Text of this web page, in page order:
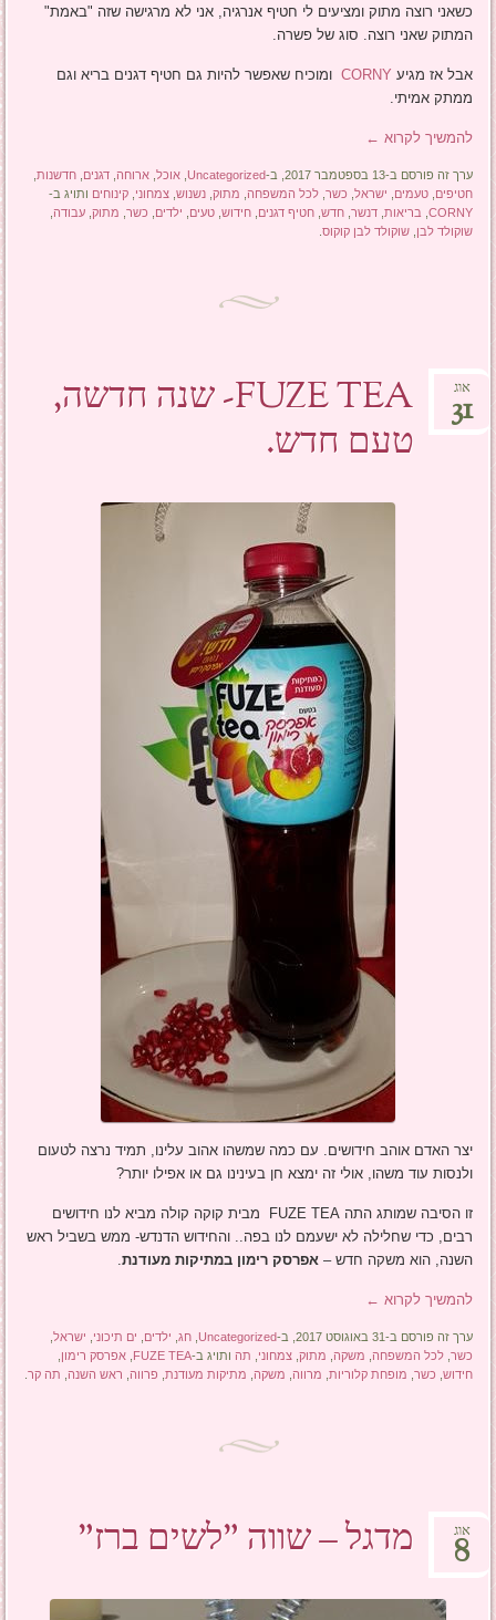
כשאני רוצה מתוק ומציעים לי חטיף אנרגיה, אני לא מרגישה שזה "באמת"
המתוק שאני רוצה. סוג של פשרה.
אבל אז מגיע CORNY ומוכיח שאפשר להיות גם חטיף דגנים בריא וגם
ממתק אמיתי.
להמשיך לקרוא ←
ערך זה פורסם ב-13 בספטמבר 2017, ב- Uncategorized
,אוכל ,ארוחה ,דגנים ,חדשנות
חטיפים ,טעמים ישראל כשר ,לכל המשפחה מתוק ,נשנוש ,צמחוני ,קינוחים ותויג ב-
CORNY בריאות ,דנשר ,חדש ,חטיף דגנים ,חידוש ,טעים ילדים כשר מתוק ,עבודה
שוקולד לבן ,שוקולד לבן קוקוס
FUZE TEA- שנה חדשה,
טעם חדש.
אוג
31
יצר האדם אוהב חידושים. עם כמה שמשהו אהוב עלינו, תמיד נרצה לטעום
ולנסות עוד משהו, אולי זה ימצא חן בעינינו גם או אפילו יותר?
זו הסיבה שמותג התה FUZE TEA מבית קוקה קולה מביא לנו חידושים
רבים, כדי שחלילה לא ישעמם לנו בפה.. והחידוש הדנדש- ממש בשביל ראש
השנה, הוא משקה חדש –אפרסק רימון במתיקות מעודנת
להמשיך לקרוא ←
ערך זה פורסם ב-31 באוגוסט 2017, ב- Uncategorized
,חג ילדים ים תיכוני ישראל
כשר ,לכל המשפחה משקה מתוק ,צמחוני תה ותויג ב-FUZE TEA
,אפרסק רימון
חידוש כשר מופחת קלוריות מרווה משקה מתיקות מעודנת פרווה ראש השנה תה קר
מדגל – שווה "לשים ברז" אוג
8